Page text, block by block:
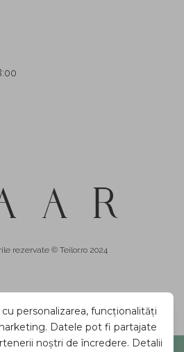
rezervate © Teilor.ro 2024